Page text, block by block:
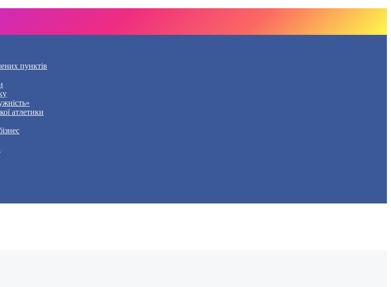
пунктів
атлетики